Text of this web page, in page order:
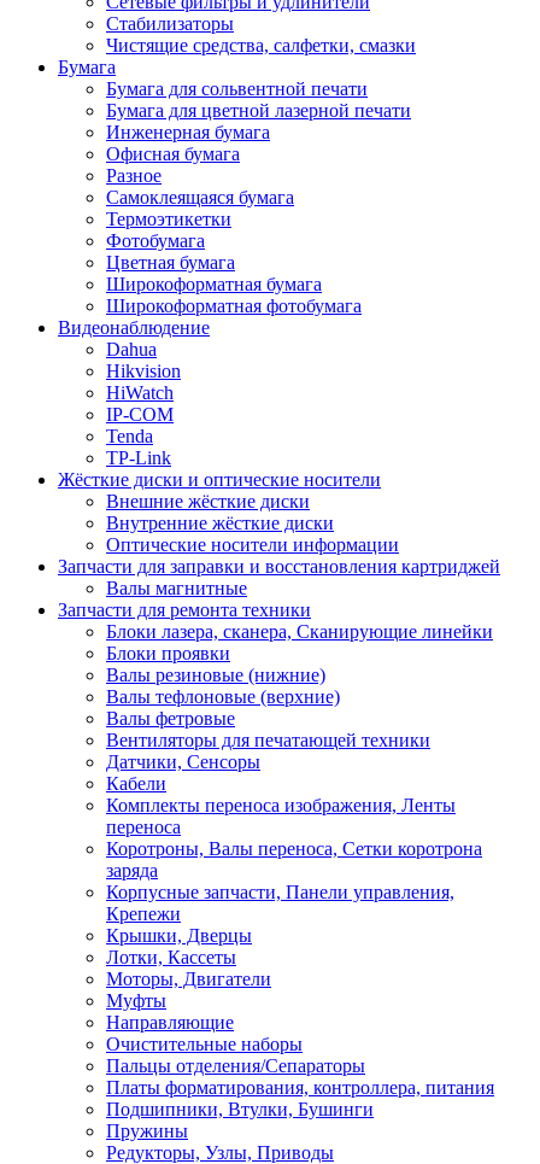
Стабилизаторы
Чистящие средства, салфетки, смазки
Бумага
Бумага для сольвентной печати
Бумага для цветной лазерной печати
Инженерная бумага
Офисная бумага
Разное
Самоклеящаяся бумага
Термоэтикетки
Фотобумага
Цветная бумага
Широкоформатная бумага
Широкоформатная фотобумага
Видеонаблюдение
Dahua
Hikvision
HiWatch
IP-COM
Tenda
TP-Link
Жёсткие диски и оптические носители
Внешние жёсткие диски
Внутренние жёсткие диски
Оптические носители информации
Запчасти для заправки и восстановления картриджей
Валы магнитные
Запчасти для ремонта техники
Блоки лазера, сканера, Сканирующие линейки
Блоки проявки
Валы резиновые (нижние)
Валы тефлоновые (верхние)
Валы фетровые
Вентиляторы для печатающей техники
Датчики, Сенсоры
Кабели
Комплекты переноса изображения, Ленты
переноса
Коротроны, Валы переноса, Сетки коротрона
заряда
Корпусные запчасти, Панели управления,
Крепежи
Крышки, Дверцы
Лотки, Кассеты
Моторы, Двигатели
Муфты
Направляющие
Очистительные наборы
Пальцы отделения/Сепараторы
Платы форматирования, контроллера, питания
Подшипники, Втулки, Бушинги
Пружины
Редукторы, Узлы, Приводы